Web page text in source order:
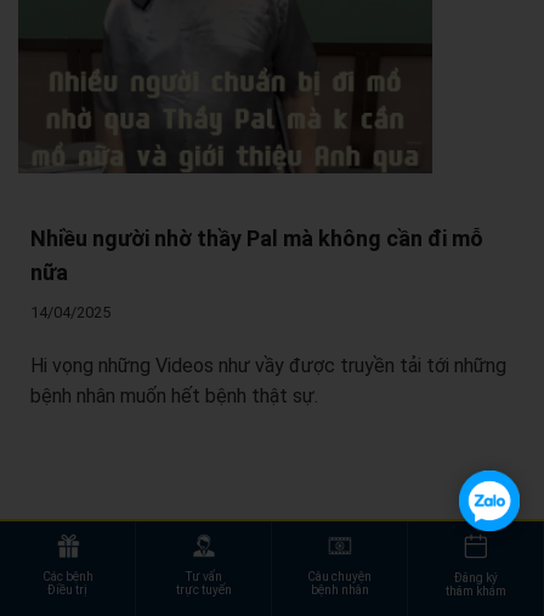
Nhiều người nhờ thầy Pal mà không cần đi mỗ
nữa
14/04/2025
Hi vọng những Videos như vầy được truyền tải tới những
bệnh nhân muốn hết bệnh thật sự.
Các bệnh
Điều trị
Tư vấn
trực tuyến
Câu chuyện
bệnh nhân
Đăng ký
thăm khám